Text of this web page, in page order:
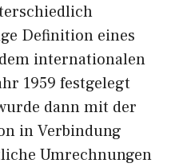
Definition eines
internationalen
1959 festgelegt
dann mit der
in Verbindung
Umrechnungen